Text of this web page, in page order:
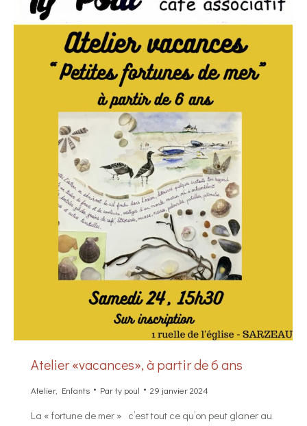
Atelier «vacances», à partir de 6 ans
Atelier, Enfants Party poul 29 janvier 2024
La « fortune de mer » c’est tout ce qu’on peut glaner au